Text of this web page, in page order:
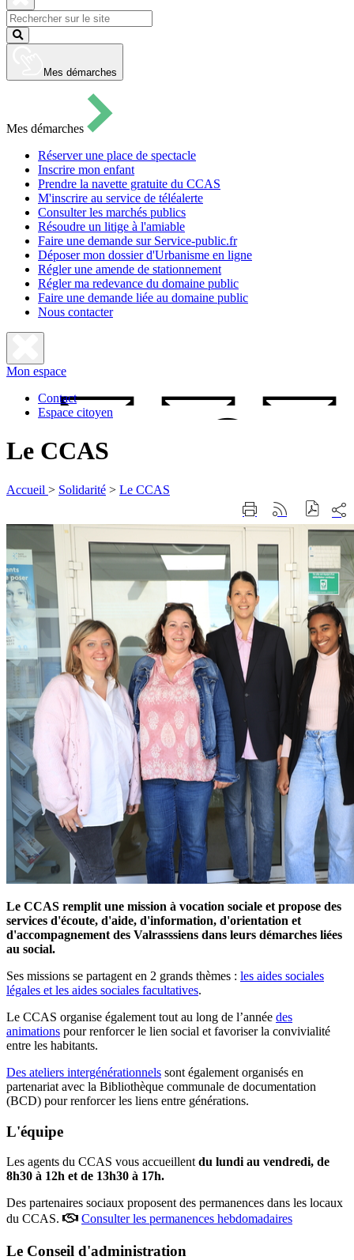
ouvrir
le
formulaire
Fermer
la
recherche
Lancer
la
Mes démarches
Mes démarches
Réserver une place de spectacle
Inscrire mon enfant
Prendre la navette gratuite du CCAS
M'inscrire au service de téléalerte
Consulter les marchés publics
Résoudre un litige à l'amiable
Faire une demande sur Service-public.fr
Déposer mon dossier d'Urbanisme en ligne
Régler une amende de stationnement
Régler ma redevance du domaine public
Faire une demande liée au domaine public
Nous contacter
Fermer
la
Mon espace
Contact
Espace citoyen
Le CCAS
Accueil > Solidarité > Le CCAS
Imprimer
cette
Générer
le
RSS
sur
les
Le CCAS de Valras-Plage
Le CCAS remplit une mission à vocation sociale et propose des
services d'écoute, d'aide, d'information, d'orientation et
d'accompagnement des Valrasssiens dans leurs démarches liées
au social.
Ses missions se partagent en 2 grands thèmes : les aides sociales
légales et les aides sociales facultatives.
Le CCAS organise également tout au long de l’année des
animations pour renforcer le lien social et favoriser la convivialité
entre les habitants.
Des ateliers intergénérationnels sont également organisés en
partenariat avec la Bibliothèque communale de documentation
(BCD) pour renforcer les liens entre générations.
L'équipe
Les agents du CCAS vous accueillent du lundi au vendredi, de
8h30 à 12h et de 13h30 à 17h.
Des partenaires sociaux proposent des permanences dans les locaux
du CCAS. Consulter les permanences hebdomadaires
Le Conseil d'administration